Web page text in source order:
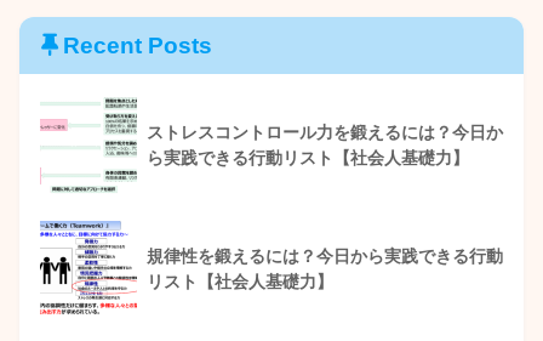
Recent Posts
ストレスコントロール力を鍛えるには？今日か
ら実践できる行動リスト【社会人基礎力】
規律性を鍛えるには？今日から実践できる行動
リスト【社会人基礎力】